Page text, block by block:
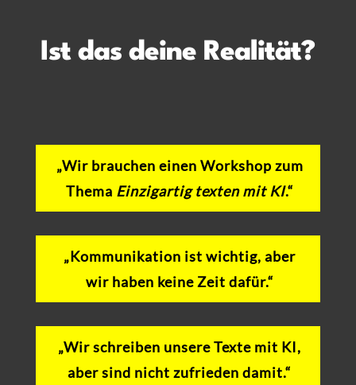
Ist das deine Realität?
„Wir brauchen einen Workshop zum
Thema Einzigartig texten mit KI.“
„Kommunikation ist wichtig, aber
wir haben keine Zeit dafür.“
„Wir schreiben unsere Texte mit KI,
aber sind nicht zufrieden damit.“